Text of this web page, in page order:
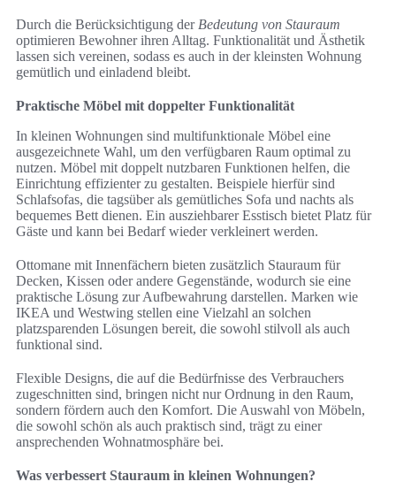
Durch die Berücksichtigung der Bedeutung von Stauraum
optimieren Bewohner ihren Alltag. Funktionalität und Ästhetik
lassen sich vereinen, sodass es auch in der kleinsten Wohnung
gemütlich und einladend bleibt.
Praktische Möbel mit doppelter Funktionalität
In kleinen Wohnungen sind multifunktionale Möbel eine
ausgezeichnete Wahl, um den verfügbaren Raum optimal zu
nutzen. Möbel mit doppelt nutzbaren Funktionen helfen, die
Einrichtung effizienter zu gestalten. Beispiele hierfür sind
Schlafsofas, die tagsüber als gemütliches Sofa und nachts als
bequemes Bett dienen. Ein ausziehbarer Esstisch bietet Platz für
Gäste und kann bei Bedarf wieder verkleinert werden.
Ottomane mit Innenfächern bieten zusätzlich Stauraum für
Decken, Kissen oder andere Gegenstände, wodurch sie eine
praktische Lösung zur Aufbewahrung darstellen. Marken wie
IKEA und Westwing stellen eine Vielzahl an solchen
platzsparenden Lösungen bereit, die sowohl stilvoll als auch
funktional sind.
Flexible Designs, die auf die Bedürfnisse des Verbrauchers
zugeschnitten sind, bringen nicht nur Ordnung in den Raum,
sondern fördern auch den Komfort. Die Auswahl von Möbeln,
die sowohl schön als auch praktisch sind, trägt zu einer
ansprechenden Wohnatmosphäre bei.
Was verbessert Stauraum in kleinen Wohnungen?